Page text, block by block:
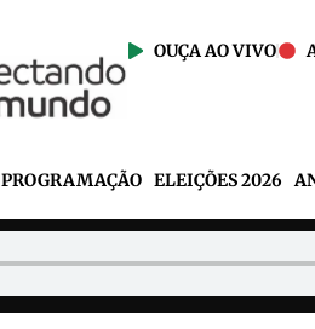
OUÇA AO VIVO
PROGRAMAÇÃO ELEIÇÕES 2026